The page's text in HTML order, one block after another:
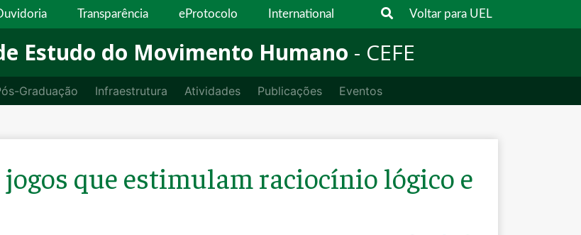
Transparência eProtocolo International Voltar para UEL
Estudo do Movimento Humano - CEFE
Graduação Infraestrutura Atividades Publicações Eventos
que estimulam raciocínio lógico e